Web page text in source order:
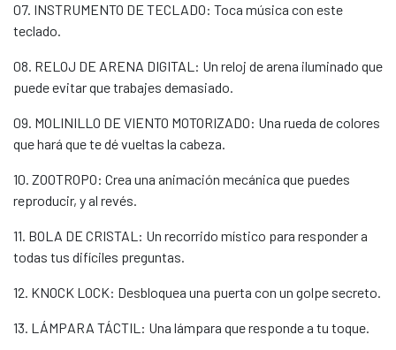
07. INSTRUMENTO DE TECLADO: Toca música con este
teclado.
08. RELOJ DE ARENA DIGITAL: Un reloj de arena iluminado que
puede evitar que trabajes demasiado.
09. MOLINILLO DE VIENTO MOTORIZADO: Una rueda de colores
que hará que te dé vueltas la cabeza.
10. ZOOTROPO: Crea una animación mecánica que puedes
reproducir, y al revés.
11. BOLA DE CRISTAL: Un recorrido místico para responder a
todas tus difíciles preguntas.
12. KNOCK LOCK: Desbloquea una puerta con un golpe secreto.
13. LÁMPARA TÁCTIL: Una lámpara que responde a tu toque.